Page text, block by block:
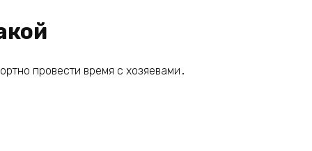
провести время с хозяевами․